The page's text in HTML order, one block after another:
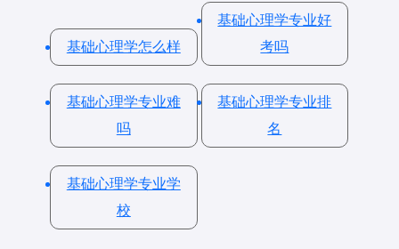
2. 英语一（100分）
考试内容 ：阅读理解、翻译、写作。
心理学相关题源：可能涉及心理学英文文献或研究报
3. 心理学专业基础综合（300分）
考试范围：
普通心理学
1. 思想政治理论（心理学相关考点）
2023年分析题（10分）：
问题 ：结合心理学的研究方法，分析实验法在心理学研究
二、心理学综合（院校自主命题）
1. 实验心理学（50分）
北京师范大学（2023年）
基础心理学怎么样
基础心理学专业好
考吗
基础心理学专业难
吗
基础心理学专业排
名
基础心理学专业学
校